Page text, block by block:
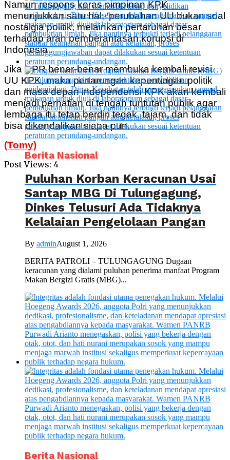
Namun respons keras pimpinan KPK
menunjukkan satu hal, ‘perubahan UU bukan soal
nostalgia politik, melainkan pertaruhan besar
terhadap arah pemberantasan korupsi di
Indonesia’.
Jika DPR benar-benar membuka kembali revisi
UU KPK, maka pertarungan kepentingan politik
dan masa depan independensi KPK akan kembali
menjadi perhatian di tengah tuntutan publik agar
lembaga itu tetap berdiri tegak, tajam, dan tidak
bisa dikendalikan siapa pun.
(Tomy)
Post Views: 4
Berita Nasional
Puluhan Korban Keracunan Usai
Santap MBG Di Tulungagung,
Dinkes Telusuri Ada Tidaknya
Kelalaian Pengelolaan Pangan
By adminAugust 1, 2026
BERITA PATROLI – TULUNGAGUNG Dugaan
keracunan yang dialami puluhan penerima manfaat Program
Makan Bergizi Gratis (MBG)...
Berita Nasional